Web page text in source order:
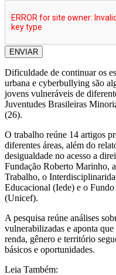
ENVIAR
Dificuldade de continuar os
urbana e cyberbullying são
jovens vulneráveis de
Juventudes Brasileiras
(26).
O trabalho reúne 14 artigos
diferentes áreas, além do
desigualdade no acesso a
Fundação Roberto Marinho,
Trabalho, o
Educacional (Iede) e o
(Unicef).
A pesquisa reúne análises
vulnerabilizadas e aponta
renda, gênero e território
básicos e oportunidades.
Leia Também: